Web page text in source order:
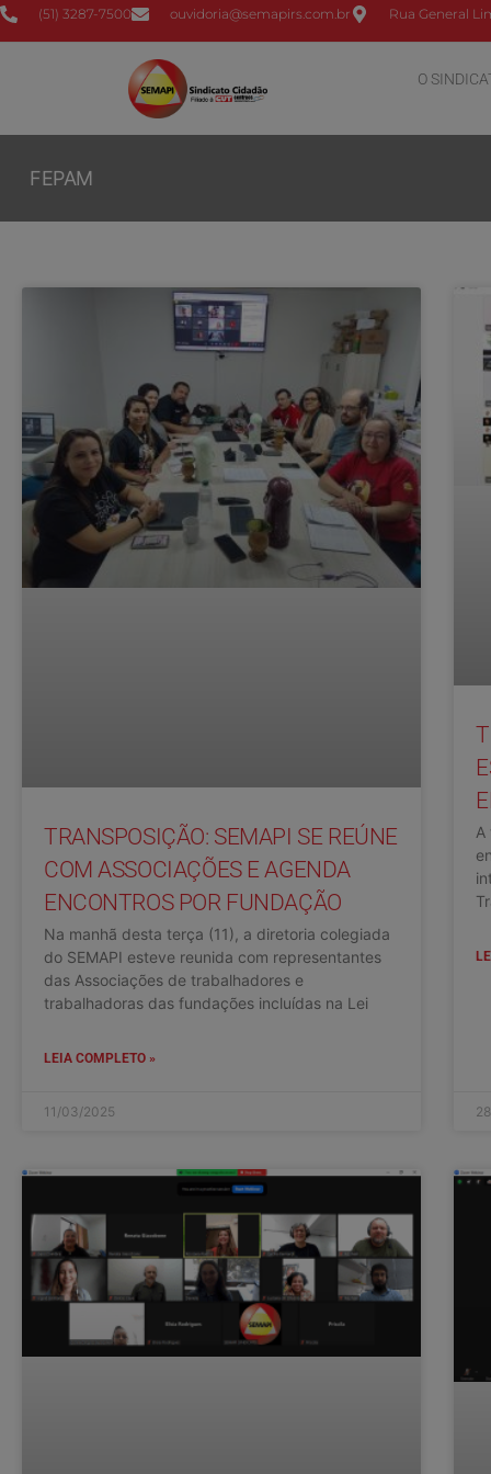
(51) 3287-7500 ouvidoria@semapirs.com.br Rua General
O
FEPAM
TRANSPOSIÇÃO: SEMAPI SE REÚNE
COM ASSOCIAÇÕES E AGENDA
ENCONTROS POR FUNDAÇÃO
Na manhã desta terça (11), a diretoria colegiada
do SEMAPI esteve reunida com representantes
das Associações de trabalhadores e
trabalhadoras das fundações incluídas na Lei
LEIA COMPLETO »
11/03/2025
A